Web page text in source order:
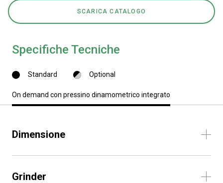
SCARICA CATALOGO
Specifiche Tecniche
Standard Optional
On demand con pressino dinamometrico integrato
Dimensione
Grinder